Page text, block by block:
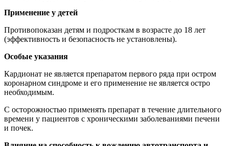
Применение у детей
Противопоказан детям и подросткам в возрасте до 18 лет
(эффективность и безопасность не установлены).
Особые указания
Кардионат не является препаратом первого ряда при остром
коронарном синдроме и его применение не является остро
необходимым.
С осторожностью применять препарат в течение длительного
времени у пациентов с хроническими заболеваниями печени
и почек.